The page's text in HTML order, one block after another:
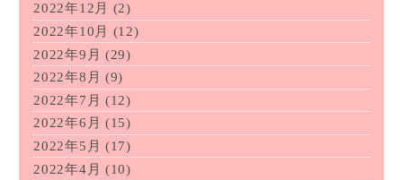
2022年12月
(2)
2022年10月
(12)
2022年9月 (29)
2022年8月 (9)
2022年7月 (12)
2022年6月 (15)
2022年5月 (17)
2022年4月 (10)